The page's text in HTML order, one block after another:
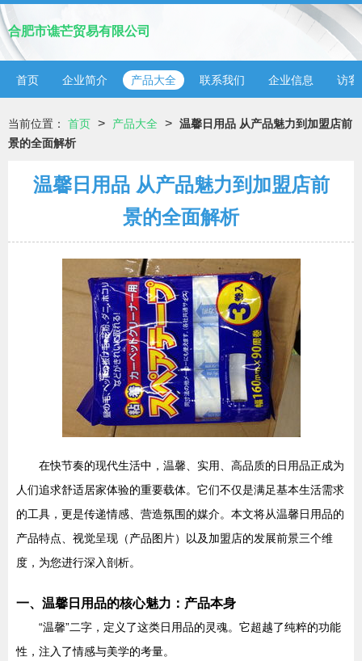
合肥市谯芒贸易有限公司
首页 企业简介 产品大全 联系我们 企业信息 访客
当前位置： 首页 > 产品大全 > 温馨日用品 从产品魅力到加盟店前
景的全面解析
温馨日用品 从产品魅力到加盟店前
景的全面解析
在快节奏的现代生活中，温馨、实用、高品质的日用品正成为
人们追求舒适居家体验的重要载体。它们不仅是满足基本生活需求
的工具，更是传递情感、营造氛围的媒介。本文将从温馨日用品的
产品特点、视觉呈现（产品图片）以及加盟店的发展前景三个维
度，为您进行深入剖析。
一、温馨日用品的核心魅力：产品本身
“温馨”二字，定义了这类日用品的灵魂。它超越了纯粹的功能
性，注入了情感与美学的考量。